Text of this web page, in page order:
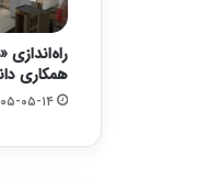
همکاری
۱۴۰۵-